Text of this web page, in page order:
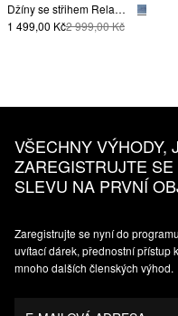
Džíny se střihem Relaxed Fit a širokými nohavicemi
1 499,00 Kč2 999,00 Kč
VŠECHNY VÝHODY,
ZAREGISTRUJTE
SLEVU NA PRVNÍ
Zaregistrujte se nyní do
uvítací dárek, přednostní přístup
mnoho dalších členských výhod.